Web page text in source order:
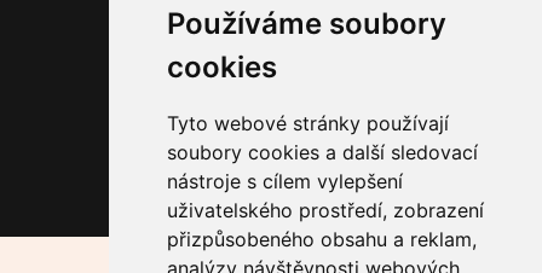
Používáme soubory
cookies
Tyto webové stránky používají
soubory cookies a další sledovací
nástroje s cílem vylepšení
uživatelského prostředí, zobrazení
přizpůsobeného obsahu a reklam,
analýzy návštěvnosti webových
Fade in Rubín
Malostranský dekameron
Lockwood
Sledujte nás